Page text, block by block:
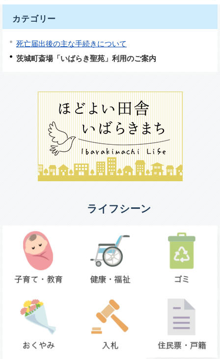
カテゴリー
死亡届出後の主な手続きについて
茨城町斎場「いばらき聖苑」利用のご案内
ライフシーン